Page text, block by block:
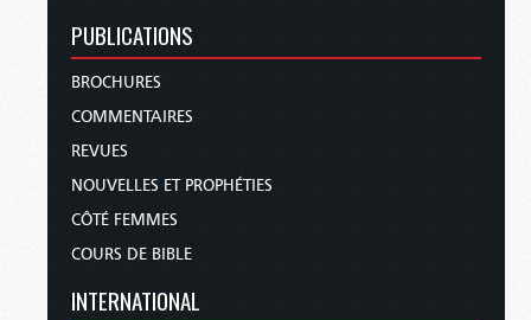
PUBLICATIONS
BROCHURES
COMMENTAIRES
REVUES
NOUVELLES ET PROPHÉTIES
CÔTÉ FEMMES
COURS DE BIBLE
INTERNATIONAL